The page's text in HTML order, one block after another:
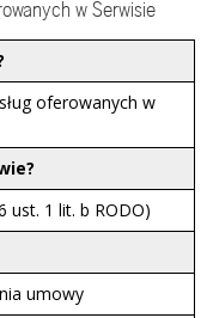
w Serwisie
oferowanych w
ust. 1 lit. b RODO)
umowy